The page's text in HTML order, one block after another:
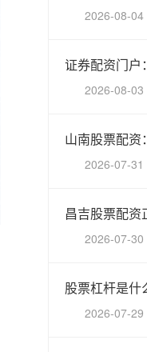
2026-08-04
证券配资门户
2026-08-03
山南股票配资
2026-07-31
昌吉股票配资
2026-07-30
2026-07-29